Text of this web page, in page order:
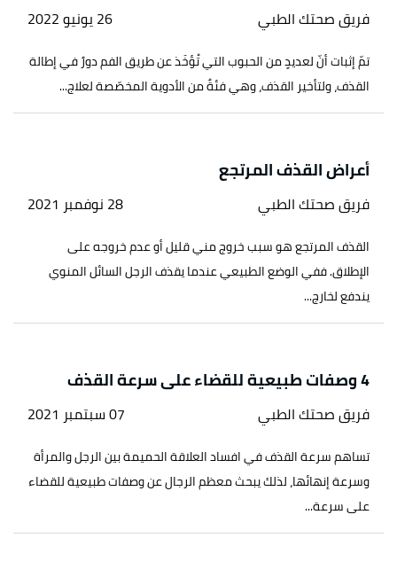
فريق صحتك الطبي 26 يونيو 2022
تمّ إثبات أنّ لعديدٍ من الحبوب التي تُؤخَذ عن طريق الفم دورٌ في إطالة
القذف، ولتأخير القذف، وهي فئةٌ من الأدوية المخصّصة لعلاج...
أعراض القذف المرتجع
فريق صحتك الطبي 28 نوفمبر 2021
القذف المرتجع هو سبب خروج مني قليل أو عدم خروجه على
الإطلاق. ففي الوضع الطبيعي عندما يقذف الرجل السائل المنوي
يندفع لخارج...
4 وصفات طبيعية للقضاء على سرعة القذف
فريق صحتك الطبي 07 سبتمبر 2021
تساهم سرعة القذف في افساد العلاقة الحميمة بين الرجل والمرأة
وسرعة إنهائها، لذلك يبحث معظم الرجال عن وصفات طبيعية للقضاء
على سرعة...